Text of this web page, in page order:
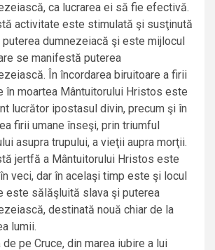
ca lucrarea ei să fie efectivă.
activitate este stimulată şi susţinută
dumnezeiacă şi este mijlocul
se manifestă puterea
În încordarea biruitoare a firii
în moartea Mântuitorului Hristos este
lucrător ipostasul divin, precum şi în
firii umane înseşi, prin triumful
asupra trupului, a vieţii aupra morţii.
jertfă a Mântuitorului Hristos este
veci, dar în acelaşi timp este şi locul
este sălăşluită slava şi puterea
destinată nouă chiar de la
lumii.
pe Cruce, din marea iubire a lui